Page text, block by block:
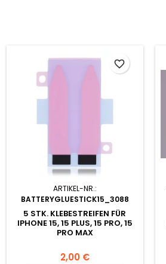
ARTIKEL-NR.:
BATTERYGLUESTICK15_3088
5 STK. KLEBESTREIFEN FÜR
IPHONE 15, 15 PLUS, 15 PRO, 15
PRO MAX
2,00 €
favorite_border